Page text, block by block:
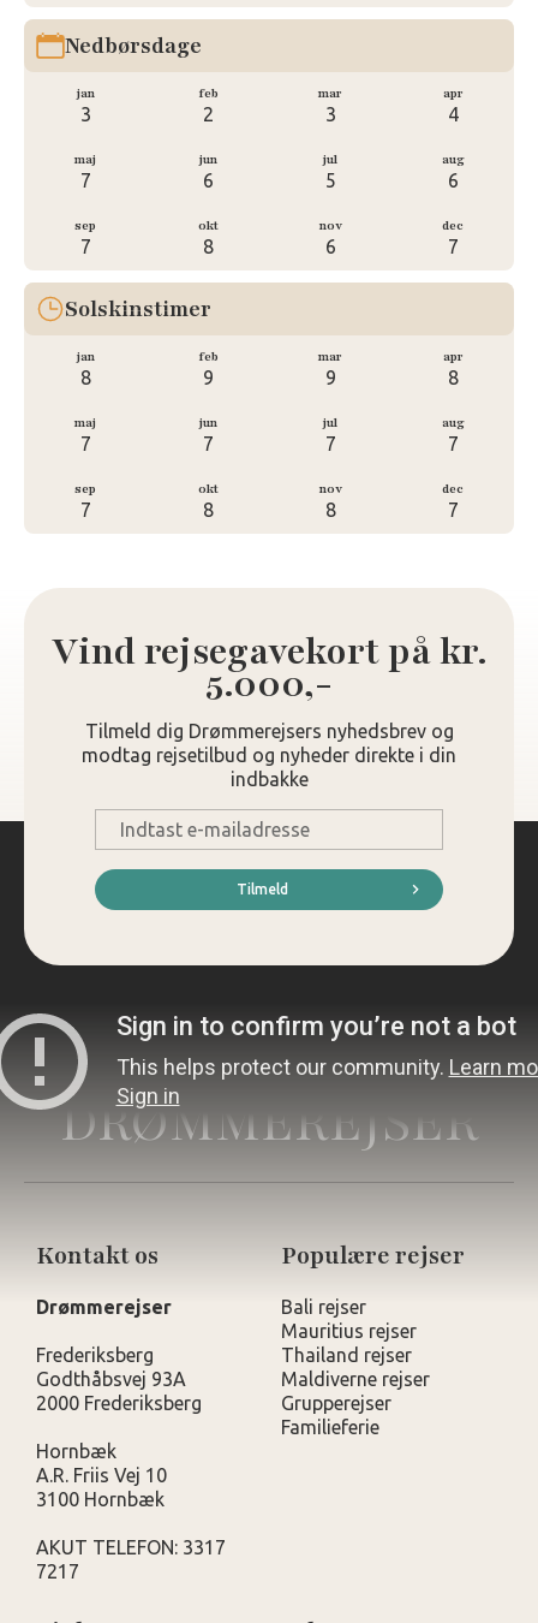
Nedbørsdage
jan
3
feb
2
mar
3
apr
4
maj
7
jun
6
jul
5
aug
6
sep
7
okt
8
nov
6
dec
7
Solskinstimer
jan
8
feb
9
mar
9
apr
8
maj
7
jun
7
jul
7
aug
7
sep
7
okt
8
nov
8
dec
7
Vind rejsegavekort på kr.
5.000,-
Tilmeld dig Drømmerejsers nyhedsbrev og
modtag rejsetilbud og nyheder direkte i din
indbakke
mail
*
Tilmeld
DRØMMEREJSER
Kontakt os
Drømmerejser
Frederiksberg
Godthåbsvej 93A
2000 Frederiksberg
Hornbæk
A.R. Friis Vej 10
3100 Hornbæk
AKUT TELEFON: 3317
7217
Populære rejser
Bali rejser
Mauritius rejser
Thailand rejser
Maldiverne rejser
Grupperejser
Familieferie